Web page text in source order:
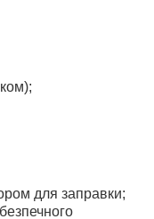
для заправки;